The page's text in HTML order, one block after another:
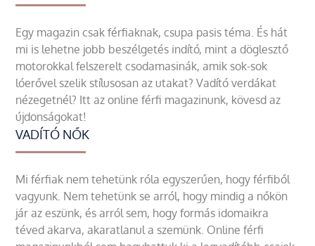
Egy magazin csak férfiaknak, csupa pasis téma. És hát
mi is lehetne jobb beszélgetés indító, mint a döglesztő
motorokkal felszerelt csodamasinák, amik sok-sok
lóerővel szelik stílusosan az utakat? Vadító verdákat
nézegetnél? Itt az online férfi magazinunk, kövesd az
újdonságokat!
VADÍTÓ NŐK
Mi férfiak nem tehetünk róla egyszerűen, hogy férfiből
vagyunk. Nem tehetünk se arról, hogy mindig a nőkön
jár az eszünk, és arról sem, hogy formás idomaikra
téved akarva, akaratlanul a szemünk. Online férfi